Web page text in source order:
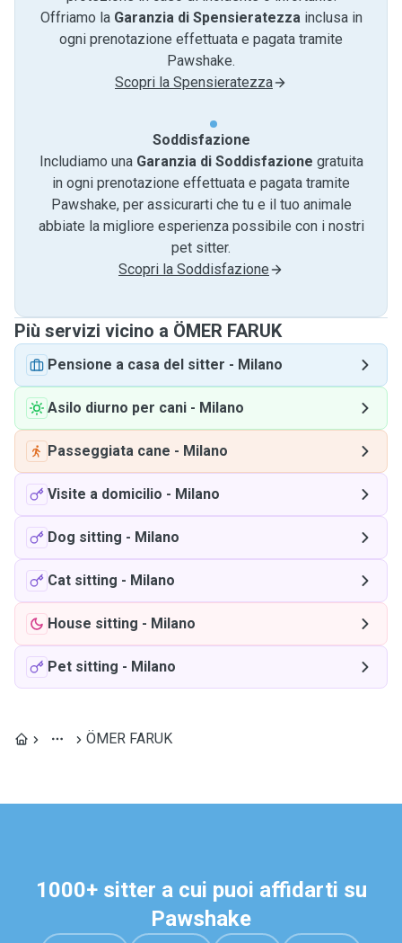
Offriamo la Garanzia di Spensieratezzainclusa in
ogni prenotazione effettuata e pagata tramite
Pawshake.
Scopri la Spensieratezza
Soddisfazione
Includiamo una Garanzia di Soddisfazione gratuita
in ogni prenotazione effettuata e pagata tramite
Pawshake, per assicurarti che tu e il tuo animale
abbiate la migliore esperienza possibile con i nostri
pet sitter.
Scopri la Soddisfazione
Più servizi vicino a ÖMER FARUK
Pensione a casa del sitter - Milano
Asilo diurno per cani - Milano
Passeggiata cane - Milano
Visite a domicilio - Milano
Dog sitting - Milano
Cat sitting - Milano
House sitting - Milano
Pet sitting - Milano
ÖMER FARUK
1000+ sitter a cui puoi affidarti su
Pawshake